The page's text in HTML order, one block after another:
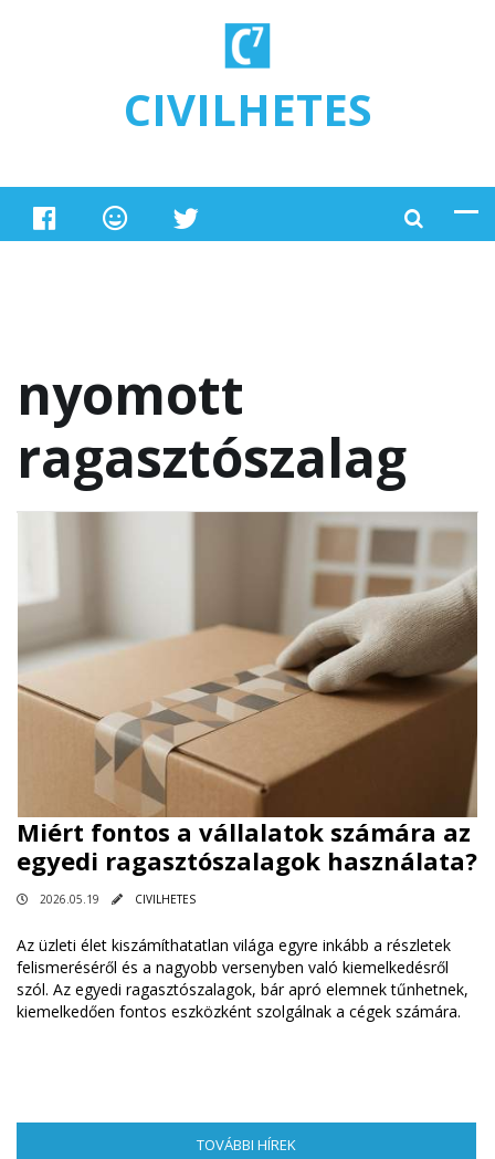
CIVILHETES
nyomott
ragasztószalag
Miért fontos a vállalatok számára az
egyedi ragasztószalagok használata?
2026.05.19 CIVILHETES
Az üzleti élet kiszámíthatatlan világa egyre inkább a részletek
felismeréséről és a nagyobb versenyben való kiemelkedésről
szól. Az egyedi ragasztószalagok, bár apró elemnek tűnhetnek,
kiemelkedően fontos eszközként szolgálnak a cégek számára.
TOVÁBBI HÍREK